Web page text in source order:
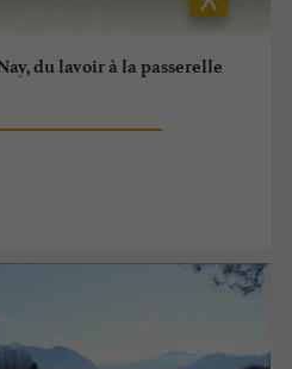
du lavoir à la passerelle